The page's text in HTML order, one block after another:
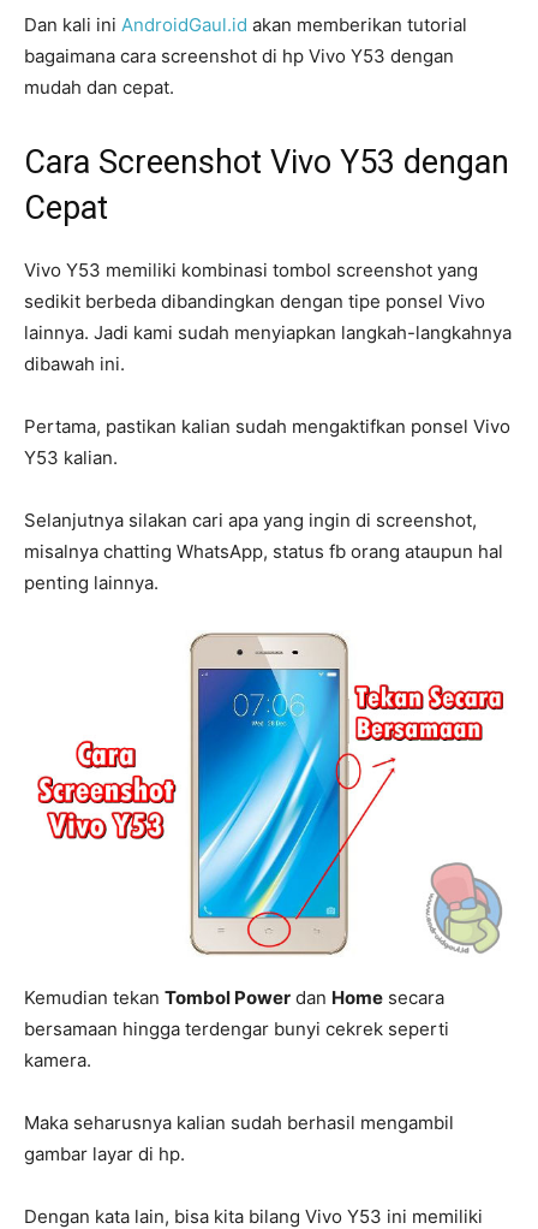
Dan kali ini AndroidGaul.id akan memberikan tutorial
bagaimana cara screenshot di hp Vivo Y53 dengan
mudah dan cepat.
Cara Screenshot Vivo Y53 dengan
Cepat
Vivo Y53 memiliki kombinasi tombol screenshot yang
sedikit berbeda dibandingkan dengan tipe ponsel Vivo
lainnya. Jadi kami sudah menyiapkan langkah-langkahnya
dibawah ini.
Pertama, pastikan kalian sudah mengaktifkan ponsel Vivo
Y53 kalian.
Selanjutnya silakan cari apa yang ingin di screenshot,
misalnya chatting WhatsApp, status fb orang ataupun hal
penting lainnya.
Kemudian tekan Tombol Power dan Home secara
bersamaan hingga terdengar bunyi cekrek seperti
kamera.
Maka seharusnya kalian sudah berhasil mengambil
gambar layar di hp.
Dengan kata lain, bisa kita bilang Vivo Y53 ini memiliki